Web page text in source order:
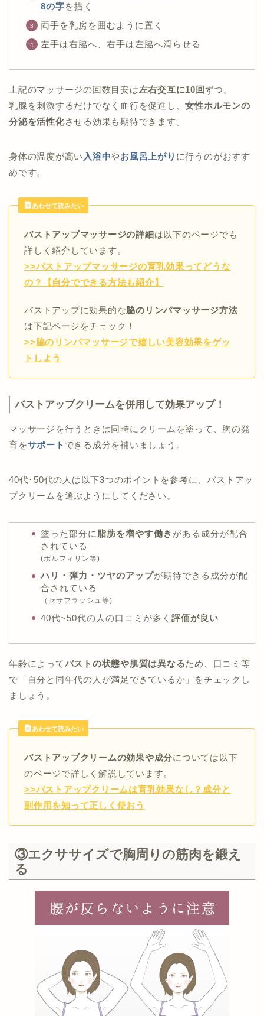
8の字を描く
両手を乳房を囲むように置く
左手は右脇へ、右手は左脇へ滑らせる
上記のマッサージの回数目安は左右交互に10回ずつ。
乳腺を刺激するだけでなく血行を促進し、女性ホルモンの
分泌を活性化させる効果も期待できます。
身体の温度が高い 入浴中やお風呂上がり に行うのがおすす
めです。
あわせて読みたい
バストアップマッサージの詳細は以下のページでも
詳しく紹介しています。
>>バストアップマッサージの育乳効果ってどうな
の？【自分でできる方法も紹介】
バストアップに効果的な脇のリンパマッサージ方法
は下記ページをチェック！
>>脇のリンパマッサージで嬉しい美容効果をゲッ
トしよう
バストアップクリームを併用して効果アップ！
マッサージを行うときは同時にクリームを塗って、胸の発
育をサポート できる成分を補いましょう。
40代･50代の人は以下3つのポイントを参考に、バストアッ
プクリームを選ぶようにしてください。
塗った部分に 脂肪を増やす働き がある成分が配合
されている
(ボルフィリン等)
ハリ・弾力・ツヤのアップが期待できる成分が配
合されている
（セサフラッシュ等)
40代~50代の人の口コミが多く 評価が良い
年齢によってバストの状態や肌質は異なるため、口コミ等
で「自分と同年代の人が満足できているか」をチェックし
ましょう。
あわせて読みたい
バストアップクリームの効果や成分については以下
のページで詳しく解説しています。
>>バストアップクリームは育乳効果なし？成分と
副作用を知って正しく使おう
③エクササイズで胸周りの筋肉を鍛え
る